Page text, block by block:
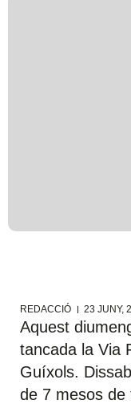
REDACCIÓ 23 JUNY,
Aquest
tancada la Via
Guíxols.
de 7 mesos de